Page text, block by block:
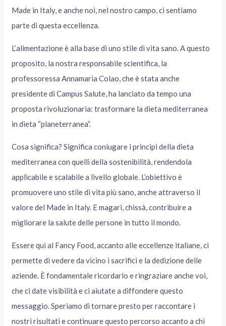
Made in Italy, e anche noi, nel nostro campo, ci sentiamo
parte di questa eccellenza.
L’alimentazione è alla base di uno stile di vita sano. A questo
proposito, la nostra responsabile scientifica, la
professoressa Annamaria Colao, che è stata anche
presidente di Campus Salute, ha lanciato da tempo una
proposta rivoluzionaria: trasformare la dieta mediterranea
in dieta “planeterranea”.
Cosa significa? Significa coniugare i principi della dieta
mediterranea con quelli della sostenibilità, rendendola
applicabile e scalabile a livello globale. L’obiettivo è
promuovere uno stile di vita più sano, anche attraverso il
valore del Made in Italy. E magari, chissà, contribuire a
migliorare la salute delle persone in tutto il mondo.
Essere qui al Fancy Food, accanto alle eccellenze italiane, ci
permette di vedere da vicino i sacrifici e la dedizione delle
aziende. È fondamentale ricordarlo e ringraziare anche voi,
che ci date visibilità e ci aiutate a diffondere questo
messaggio. Speriamo di tornare presto per raccontare i
nostri risultati e continuare questo percorso accanto a chi